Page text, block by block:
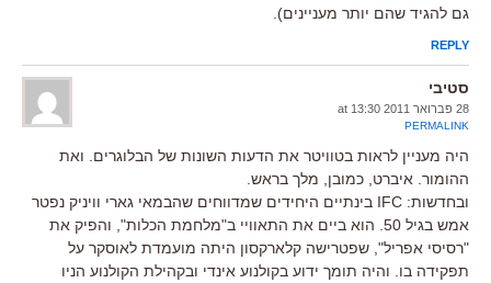
גם להגיד שהם יותר מעניינים).
REPLY
סטיבי
28 פברואר 2011 at 13:30
PERMALINK
היה מעניין לראות בטוויטר את הדעות השונות של הבלוגרים. ואת
ההומור. איברט, כמובן, מלך בראש.
ובחדשות: IFC בינתיים היחידים שמדווחים שהבמאי גארי וויניק נפטר
אמש בגיל 50. הוא ביים את התאוויי ב"מלחמת הכלות", והפיק את
"רסיסי אפריל", שפטרישה קלארקסון היתה מועמדת לאוסקר על
תפקידה בו. והיה תומך ידוע בקולנוע אינדי ובקהילת הקולנוע הניו